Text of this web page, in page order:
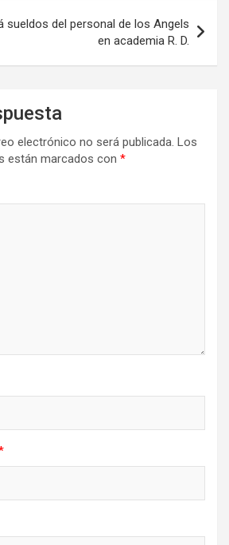
sueldos del personal de los Angels
en academia R. D.
electrónico no será publicada. Los
están marcados con *